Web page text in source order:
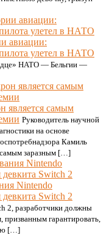
авиации:
пилота улетел в НАТО
НАТО — Бельгии —
является самым
Руководитель научной
на основе
Камиль
самым заразным […]
Nintendo
Switch 2
2, разработчики должны
призванным гарантировать,
[…]